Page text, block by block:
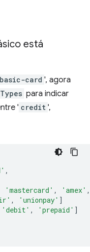
está
basic-card ', agora
para indicar
' credit ',
,
'mastercard' , 'amex' ,
, 'unionpay' ]
'debit' , 'prepaid' ]